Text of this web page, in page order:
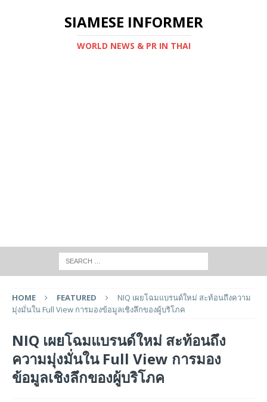
SIAMESE INFORMER
WORLD NEWS & PR IN THAI
HOME FEATURED
NIQ เผยโฉมแบรนด์ใหม่ สะท้อนถึงความ
มุ่งมั่นใน Full View การมองข้อมูลเชิงลึกของผู้บริโภค
NIQ เผยโฉมแบรนด์ใหม่ สะท้อนถึง
ความมุ่งมั่นใน Full View การมอง
ข้อมูลเชิงลึกของผู้บริโภค